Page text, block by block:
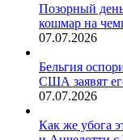
Позорный
кошмар на
07.07.2026
Бельгия
США заявят
07.07.2026
Как же убога